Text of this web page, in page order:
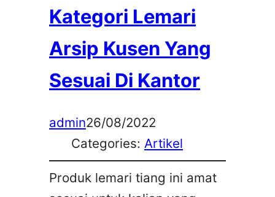
Kategori Lemari
Arsip Kusen Yang
Sesuai Di Kantor
admin26/08/2022
Categories: Artikel
Produk lemari tiang ini amat